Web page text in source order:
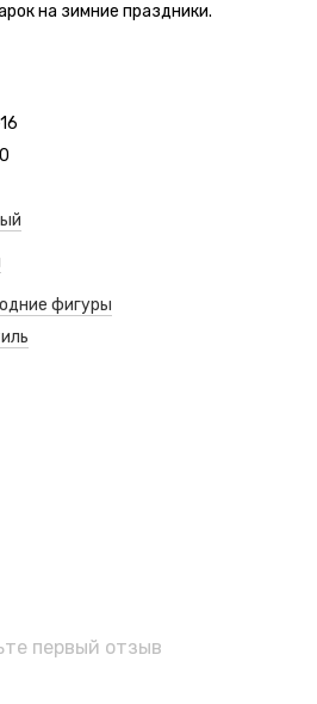
на зимние праздники.
фигуры
первый отзыв